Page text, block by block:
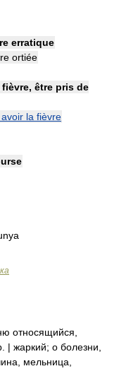
erratique
ortiée
être pris de
la fièvre
относящийся,
| жаркий; о болезни,
мельница,